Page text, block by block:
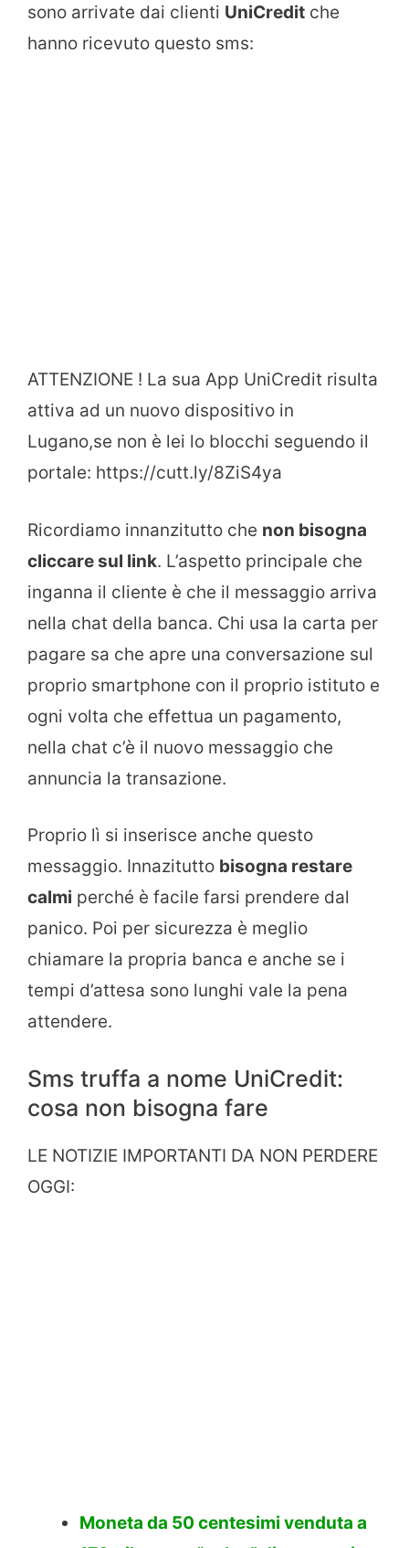
sono arrivate dai clienti UniCredit che
hanno ricevuto questo sms:
ATTENZIONE ! La sua App UniCredit risulta
attiva ad un nuovo dispositivo in
Lugano,se non è lei lo blocchi seguendo il
portale: https://cutt.ly/8ZiS4ya
Ricordiamo innanzitutto che non bisogna
cliccare sul link. L’aspetto principale che
inganna il cliente è che il messaggio arriva
nella chat della banca. Chi usa la carta per
pagare sa che apre una conversazione sul
proprio smartphone con il proprio istituto e
ogni volta che effettua un pagamento,
nella chat c’è il nuovo messaggio che
annuncia la transazione.
Proprio lì si inserisce anche questo
messaggio. Innazitutto bisogna restare
calmi perché è facile farsi prendere dal
panico. Poi per sicurezza è meglio
chiamare la propria banca e anche se i
tempi d’attesa sono lunghi vale la pena
attendere.
Sms truffa a nome UniCredit:
cosa non bisogna fare
LE NOTIZIE IMPORTANTI DA NON PERDERE
OGGI:
Moneta da 50 centesimi venduta a